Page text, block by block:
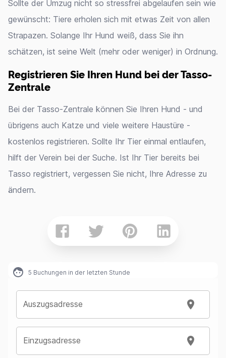
Sollte der Umzug nicht so stressfrei abgelaufen sein wie
gewünscht: Tiere erholen sich mit etwas Zeit von allen
Strapazen. Solange Ihr Hund weiß, dass Sie ihn
schätzen, ist seine Welt (mehr oder weniger) in Ordnung.
Registrieren Sie Ihren Hund bei der Tasso-
Zentrale
Bei der Tasso-Zentrale können Sie Ihren Hund - und
übrigens auch Katze und viele weitere Haustüre -
kostenlos registrieren. Sollte Ihr Tier einmal entlaufen,
hilft der Verein bei der Suche. Ist Ihr Tier bereits bei
Tasso registriert, vergessen Sie nicht, Ihre Adresse zu
ändern.
5 Buchungen in der letzten Stunde
Auszugsadresse
Einzugsadresse